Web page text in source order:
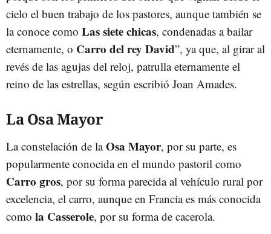
cielo el buen trabajo de los pastores, aunque también se
la conoce como Las siete chicas, condenadas a bailar
eternamente, o Carro del rey David”, ya que, al girar al
revés de las agujas del reloj, patrulla eternamente el
reino de las estrellas, según escribió Joan Amades.
La Osa Mayor
La constelación de laOsa Mayor, por su parte, es
popularmente conocida en el mundo pastoril como
Carro gros, por su forma parecida al vehículo rural por
excelencia, el carro, aunque en Francia es más conocida
como la Casserole, por su forma de cacerola.